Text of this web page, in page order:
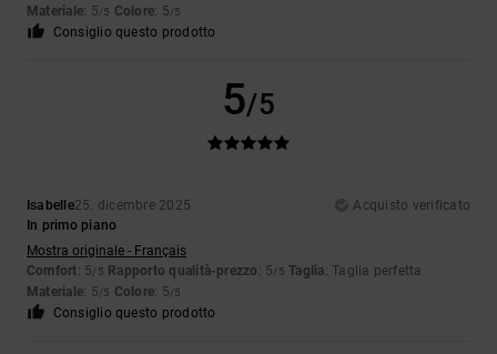
Materiale: 5/5 Colore: 5/5
Consiglio questo prodotto
5/5
Isabelle25. dicembre 2025
Acquisto verificato
In primo piano
Mostra originale - Français
Comfort: 5/5 Rapporto qualità-prezzo : 5/5 Taglia: Taglia perfetta
Materiale: 5/5 Colore: 5/5
Consiglio questo prodotto